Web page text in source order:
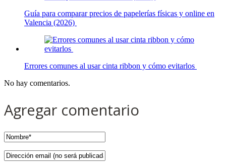
Guía para comparar precios de papelerías físicas y online en
Valencia (2026)
Errores comunes al usar cinta ribbon y cómo evitarlos
No hay comentarios.
Agregar comentario